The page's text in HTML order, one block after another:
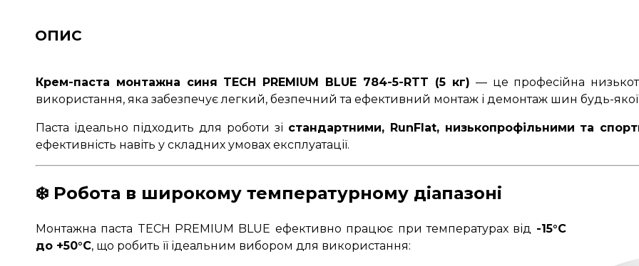
ОПИС
Крем-паста монтажна синя TECH PREMIUM BLUE 784-5-RTT (5 кг) — це професійна
використання, яка забезпечує легкий, безпечний та ефективний монтаж і демонтаж шин будь-якої
Паста ідеально підходить для роботи зі стандартними, RunFlat, низькопрофільними та
ефективність навіть у складних умовах експлуатації.
❄️ Робота в широкому температурному діапазоні
Монтажна паста TECH PREMIUM BLUE ефективно працює при температурах від -15°C
до +50°C, що робить її ідеальним вибором для використання: